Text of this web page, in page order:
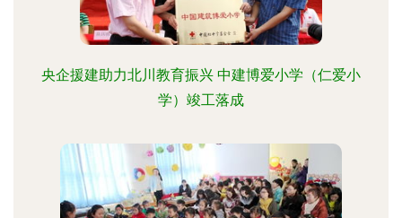
央企援建助力北川教育振兴 中建博爱小学（仁爱小
学）竣工落成